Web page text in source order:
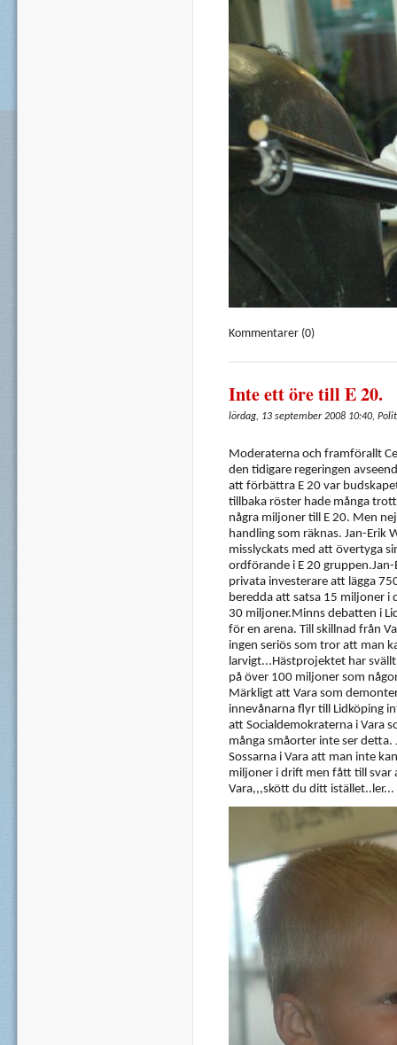
Kommentarer (0)
Inte ett öre till E 20.
lördag, 13 september 2008 10:40,
Moderaterna och framförallt
den tidigare regeringen
att förbättra E 20 var
tillbaka röster hade många
några miljoner till E 20. Men
handling som räknas. Jan-Erik
misslyckats med att övertyga
ordförande i E 20
privata investerare att lägga
beredda att satsa 15 miljoner
30 miljoner.Minns debatten i
för en arena. Till skillnad från
ingen seriös som tror att man
larvigt...Hästprojektet har
på över 100 miljoner som
Märkligt att Vara som
innevånarna flyr till Lidköping
att Socialdemokraterna i Vara
många småorter inte ser
Sossarna i Vara att man inte
miljoner i drift men fått till svar
Vara,,,skött du ditt istället..ler...